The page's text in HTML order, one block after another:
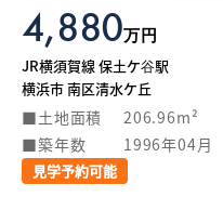
4,880万円
JR横須賀線 保土ケ谷駅
横浜市 南区清水ケ丘
土地面積 206.96m²
築年数
1996年04月
見学予約可能